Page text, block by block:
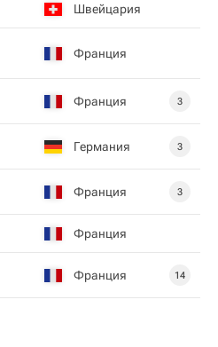
Швейцария
Франция
Франция 3
Германия 3
Франция 3
Франция
Франция 14